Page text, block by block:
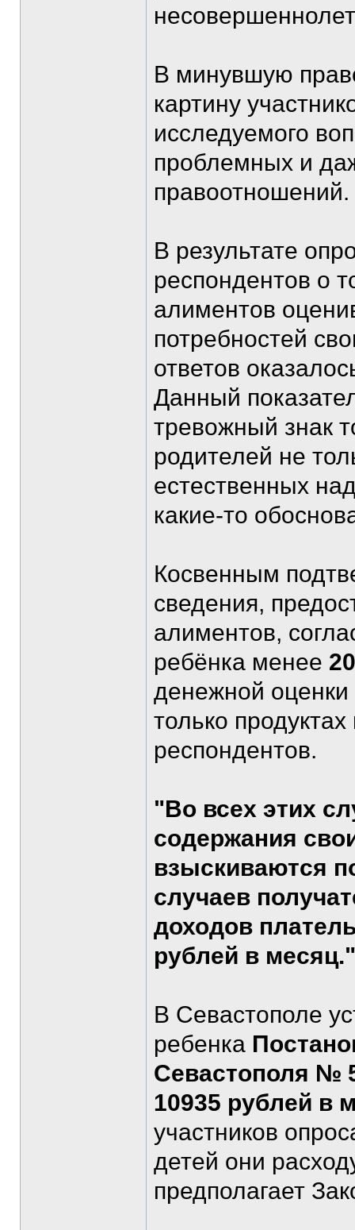
В минувшую
картину
исследуемого
проблемных и
правоотношений.
В результате
респондентов о
алиментов
потребностей
ответов
Данный
тревожный знак
родителей не
естественных
какие-то
Косвенным
сведения,
алиментов,
ребёнка менее
денежной оценки
только
респондентов.
"Во всех этих
содержания
взыскиваются
случаев
доходов
рублей в месяц."
В Севастополе
ребенка
Севастополя №
10935 рублей в
участников
детей они
предполагает